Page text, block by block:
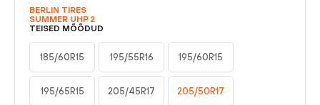
BERLIN TIRES
SUMMER UHP 2
TEISED MÕÕDUD
185/60R15 195/55R16 195/60R15
195/65R15 205/45R17 205/50R17